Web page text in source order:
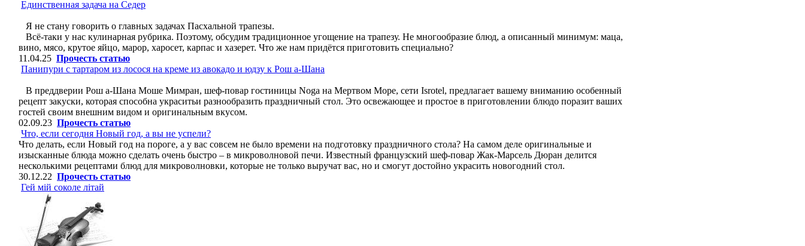
Единственная задача на Седер
Я не стану говорить о главных задачах Пасхальной трапезы.
Всё-таки у нас кулинарная рубрика. Поэтому, обсудим традиционное угощение на трапезу. Не многообразие блюд, а описанный минимум: маца,
вино, мясо, крутое яйцо, марор, харосет, карпас и хазерет. Что же нам придётся приготовить специально?
11.04.25 Прочесть статью
Панипури с тартаром из лосося на креме из авокадо и юдзу к Рош а-Шана
В преддверии Рош а-Шана Моше Мимран, шеф-повар гостиницы Noga на Мертвом Море, сети Isrotel, предлагает вашему вниманию особенный
рецепт закуски, которая способна украситьи разнообразить праздничный стол. Это освежающее и простое в приготовлении блюдо поразит ваших
гостей своим внешним видом и оригинальным вкусом.
02.09.23 Прочесть статью
Что, если сегодня Новый год, а вы не успели?
Что делать, если Новый год на пороге, а у вас совсем не было времени на подготовку праздничного стола? На самом деле оригинальные и
изысканные блюда можно сделать очень быстро – в микроволновой печи. Известный французский шеф-повар Жак-Марсель Дюран делится
несколькими рецептами блюд для микроволновки, которые не только выручат вас, но и смогут достойно украсить новогодний стол.
30.12.22 Прочесть статью
Гей мій соколе літай